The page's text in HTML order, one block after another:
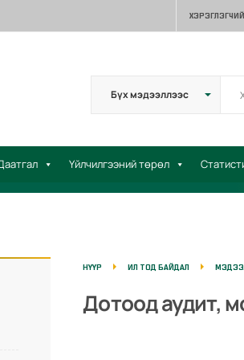
Үйлчилгээний төрөл
НҮҮР ИЛ ТОД БАЙДАЛ
Дотоод аудит,